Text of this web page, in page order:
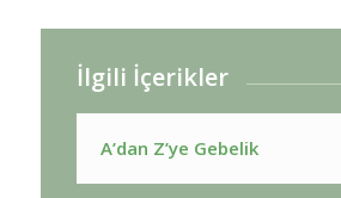
İlgili İçerikler
A’dan Z’ye Gebelik